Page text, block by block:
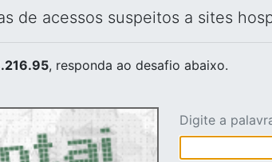
de acessos suspeitos a sites
, responda ao desafio abaixo.
Digite a